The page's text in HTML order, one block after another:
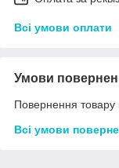
Всі умови оплати
Умови
Повернення товару
Всі умови